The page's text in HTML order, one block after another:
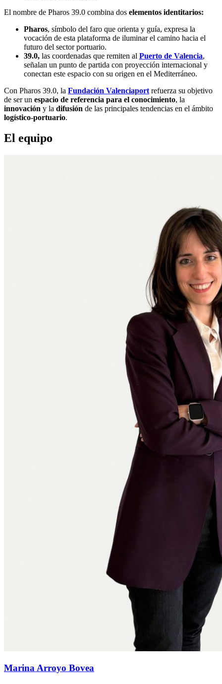
El nombre de Pharos 39.0 combina dos elementos identitarios:
Pharos, símbolo del faro que orienta y guía, expresa la
vocación de esta plataforma de iluminar el camino hacia el
futuro del sector portuario.
39.0, las coordenadas que remiten al Puerto de Valencia,
señalan un punto de partida con proyección internacional y
conectan este espacio con su origen en el Mediterráneo.
Con Pharos 39.0, la Fundación Valenciaport refuerza su objetivo
de ser un espacio de referencia para el conocimiento, la
innovación y la difusión de las principales tendencias en el ámbito
logístico-portuario.
El equipo
Marina Arroyo Bovea